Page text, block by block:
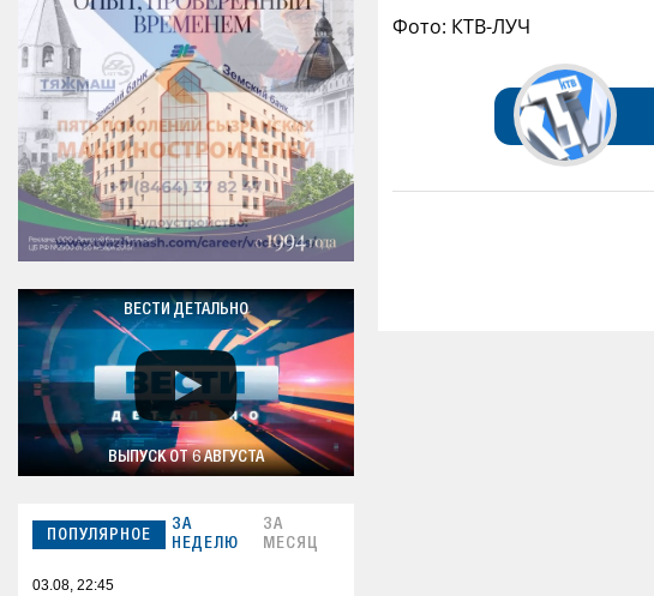
ВЕСТИ ДЕТАЛЬНО
ВЫПУСК ОТ 6 АВГУСТА
ПОПУЛЯРНОЕ
ЗА
НЕДЕЛЮ
ЗА
МЕСЯЦ
03.08, 22:45
Фото: КТВ-ЛУЧ